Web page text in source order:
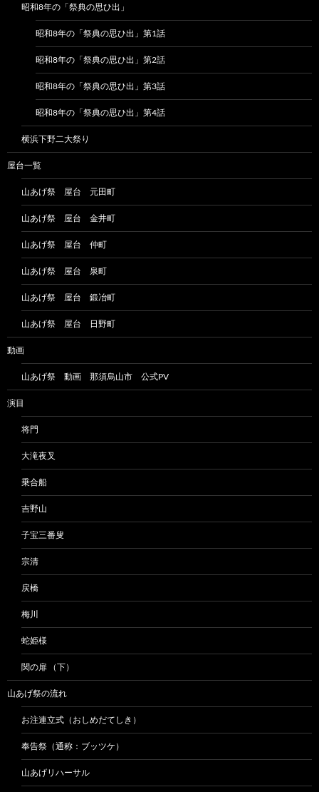
昭和8年の「祭典の思ひ出」
昭和8年の「祭典の思ひ出」第1話
昭和8年の「祭典の思ひ出」第2話
昭和8年の「祭典の思ひ出」第3話
昭和8年の「祭典の思ひ出」第4話
横浜下野二大祭り
屋台一覧
山あげ祭 屋台 元田町
山あげ祭 屋台 金井町
山あげ祭 屋台 仲町
山あげ祭 屋台 泉町
山あげ祭 屋台 鍛冶町
山あげ祭 屋台 日野町
動画
山あげ祭 動画 那須烏山市 公式PV
演目
将門
大滝夜叉
乗合船
吉野山
子宝三番叟
宗清
戻橋
梅川
蛇姫様
関の扉 （下）
山あげ祭の流れ
お注連立式（おしめだてしき）
奉告祭（通称：ブッツケ）
山あげリハーサル